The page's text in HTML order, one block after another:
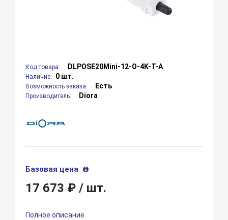
Код товара: DLPOSE20Mini-12-O-4K-T-A
Наличие: 0 шт.
Возможность заказа: Есть
Производитель: Diora
Базовая цена
17 673 ₽/ шт.
Полное описание